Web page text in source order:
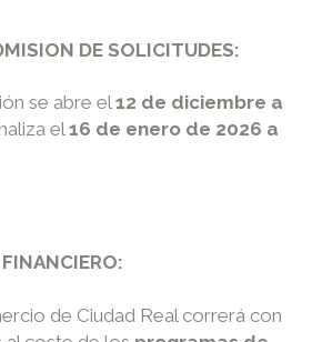
DE SOLICITUDES:
se abre el12 de diciembre a
el16 de enero de 2026 a
:
de Ciudad Real correrá con